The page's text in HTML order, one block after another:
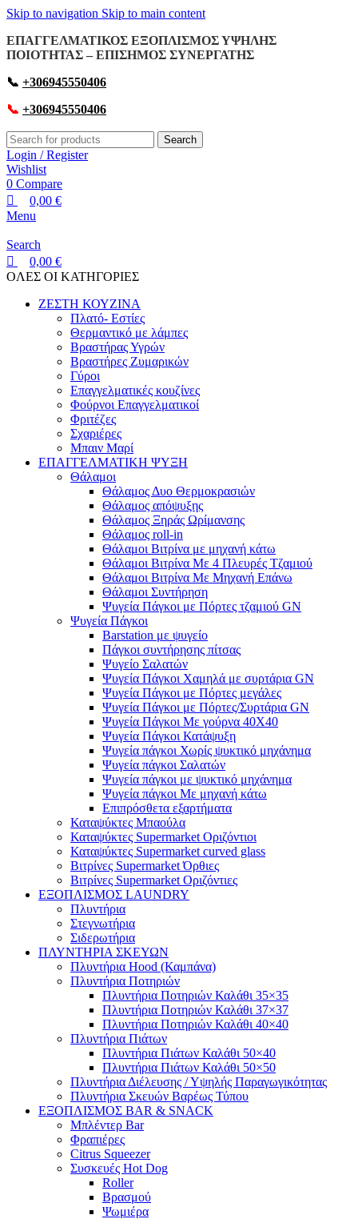
Skip to navigation Skip to main content
ΕΠΑΓΓΕΛΜΑΤΙΚΟΣ ΕΞΟΠΛΙΣΜΟΣ ΥΨΗΛΗΣ
ΠΟΙΟΤΗΤΑΣ – ΕΠΙΣΗΜΟΣ ΣΥΝΕΡΓΑΤΗΣ
📞 +306945550406
📞 +306945550406
Search
Login / Register
Wishlist
0 Compare
0,00 €
Menu
Search
0,00 €
OΛΕΣ ΟΙ ΚΑΤΗΓΟΡΙΕΣ
ΖΕΣΤΗ ΚΟΥΖΙΝΑ
Πλατό- Εστίες
Θερμαντικό με λάμπες
Βραστήρας Υγρών
Βραστήρες Ζυμαρικών
Γύροι
Επαγγελματικές κουζίνες
Φούρνοι Επαγγελματικοί
Φριτέζες
Σχαριέρες
Μπαιν Μαρί
ΕΠΑΓΓΕΛΜΑΤΙΚΗ ΨΥΞΗ
Θάλαμοι
Θάλαμος Δυο Θερμοκρασιών
Θάλαμος απόψυξης
Θάλαμος Ξηράς Ωρίμανσης
Θάλαμος roll-in
Θάλαμοι Βιτρίνα με μηχανή κάτω
Θάλαμοι Βιτρίνα Με 4 Πλευρές Τζαμιού
Θάλαμοι Βιτρίνα Με Μηχανή Επάνω
Θάλαμοι Συντήρηση
Ψυγεία Πάγκοι με Πόρτες τζαμιού GN
Ψυγεία Πάγκοι
Barstation με ψυγείο
Πάγκοι συντήρησης πίτσας
Ψυγείο Σαλατών
Ψυγεία Πάγκοι Χαμηλά με συρτάρια GN
Ψυγεία Πάγκοι με Πόρτες μεγάλες
Ψυγεία Πάγκοι με Πόρτες/Συρτάρια GN
Ψυγεία Πάγκοι Με γούρνα 40Χ40
Ψυγεία Πάγκοι Κατάψυξη
Ψυγεία πάγκοι Χωρίς ψυκτικό μηχάνημα
Ψυγεία πάγκοι Σαλατών
Ψυγεία πάγκοι με ψυκτικό μηχάνημα
Ψυγεία πάγκοι Με μηχανή κάτω
Επιπρόσθετα εξαρτήματα
Καταψύκτες Μπαούλα
Καταψύκτες Supermarket Οριζόντιοι
Καταψύκτες Supermarket curved glass
Βιτρίνες Supermarket Όρθιες
Βιτρίνες Supermarket Οριζόντιες
ΕΞΟΠΛΙΣΜΟΣ LAUNDRY
Πλυντήρια
Στεγνωτήρια
Σιδερωτήρια
ΠΛΥΝΤΗΡΙΑ ΣΚΕΥΩΝ
Πλυντήρια Hood (Καμπάνα)
Πλυντήρια Ποτηριών
Πλυντήρια Ποτηριών Καλάθι 35×35
Πλυντήρια Ποτηριών Καλάθι 37×37
Πλυντήρια Ποτηριών Καλάθι 40×40
Πλυντήρια Πιάτων
Πλυντήρια Πιάτων Καλάθι 50×40
Πλυντήρια Πιάτων Καλάθι 50×50
Πλυντήρια Διέλευσης / Υψηλής Παραγωγικότητας
Πλυντήρια Σκευών Βαρέως Τύπου
ΕΞΟΠΛΙΣΜΟΣ BAR & SNACK
Μπλέντερ Bar
Φραπιέρες
Citrus Squeezer
Συσκευές Hot Dog
Roller
Βρασμού
Ψωμιέρα